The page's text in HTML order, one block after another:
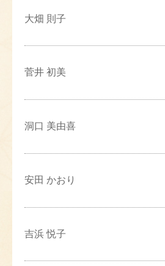
大畑 則子
菅井 初美
洞口 美由喜
安田 かおり
吉浜 悦子